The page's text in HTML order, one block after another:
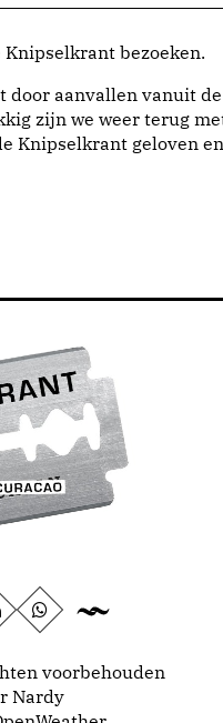
bezoeken.
door aanvallen vanuit de
zijn we weer terug
Knipselkrant geloven
voorbehouden
Nardy